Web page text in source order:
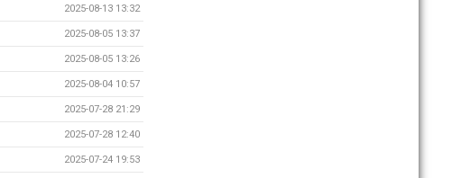
2025-08-13 13:32
2025-08-05 13:37
2025-08-05 13:26
2025-08-04 10:57
2025-07-28 21:29
2025-07-28 12:40
2025-07-24 19:53